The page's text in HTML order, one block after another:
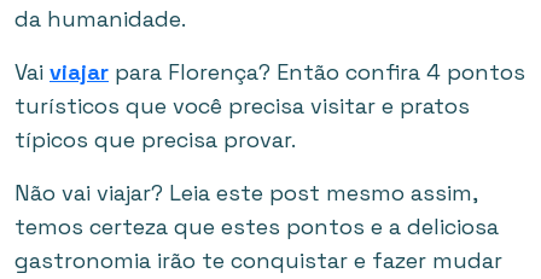
da humanidade.
Vai viajar para Florença? Então confira 4 pontos
turísticos que você precisa visitar e pratos
típicos que precisa provar.
Não vai viajar? Leia este post mesmo assim,
temos certeza que estes pontos e a deliciosa
gastronomia irão te conquistar e fazer mudar